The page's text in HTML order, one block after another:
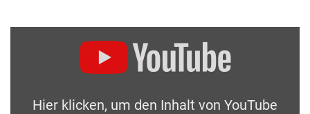
Hier klicken, um den Inhalt von YouTube